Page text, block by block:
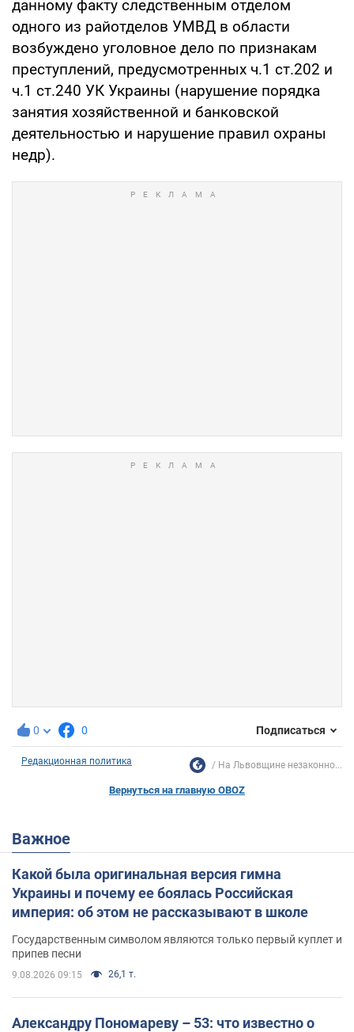
данному факту следственным отделом
одного из райотделов УМВД в области
возбуждено уголовное дело по признакам
преступлений, предусмотренных ч.1 ст.202 и
ч.1 ст.240 УК Украины (нарушение порядка
занятия хозяйственной и банковской
деятельностью и нарушение правил охраны
недр).
0 0 Подписаться
Редакционная политика На Львовщине незаконно...
Вернуться на главную OBOZ
Важное
Какой была оригинальная версия гимна
Украины и почему ее боялась Российская
империя: об этом не рассказывают в школе
Государственным символом являются только первый куплет и
припев песни
9.08.2026 09:15 26,1 т.
Александру Пономареву – 53: что известно о